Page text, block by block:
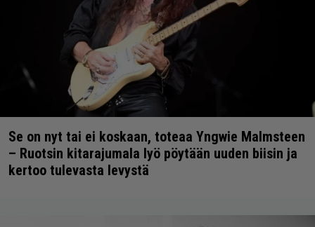
Se on nyt tai ei koskaan, toteaa Yngwie Malmsteen
– Ruotsin kitarajumala lyö pöytään uuden biisin ja
kertoo tulevasta levystä